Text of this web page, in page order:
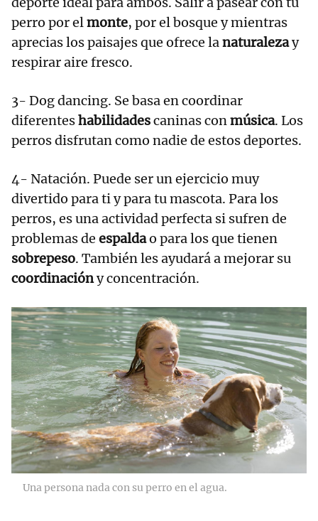
perro por elmonte, por el bosque y mientras
aprecias los paisajes que ofrece lanaturalezay
respirar aire fresco.
3- Dog dancing. Se basa en coordinar
diferenteshabilidadescaninas conmúsica. Los
perros disfrutan como nadie de estos deportes.
4- Natación. Puede ser un ejercicio muy
divertido para ti y para tu mascota. Para los
perros, es una actividad perfecta si sufren de
problemas de espaldao para los que tienen
sobrepeso. También les ayudará a mejorar su
coordinacióny concentración.
Una persona nada con su perro en el agua.